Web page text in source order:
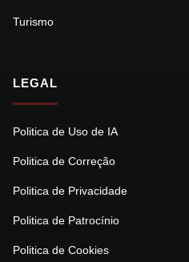
Turismo
LEGAL
Politica de Uso de IA
Politica de Correção
Politica de Privacidade
Politica de Patrocínio
Politica de Cookies